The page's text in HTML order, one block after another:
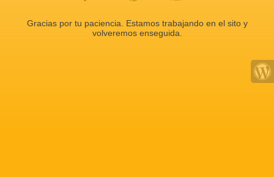
Gracias por tu paciencia. Estamos trabajando en el sito y
volveremos enseguida.